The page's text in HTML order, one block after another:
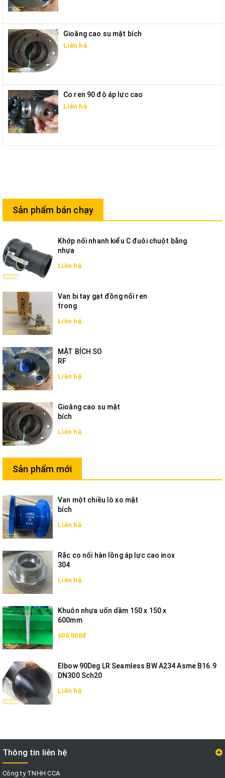
Gioăng cao su mặt bích
Liên hệ
Co ren 90 độ áp lực cao
Liên hệ
Sản phẩm bán chạy
Khớp nối nhanh kiểu C đuôi chuột bằng
nhựa
Liên hệ
Van bi tay gạt đồng nối ren
trong
Liên hệ
MẶT BÍCH SO
RF
Liên hệ
Gioăng cao su mặt
bích
Liên hệ
Sản phẩm mới
Van một chiều lò xo mặt
bích
Liên hệ
Rắc co nối hàn lồng áp lực cao inox
304
Liên hệ
Khuôn nhựa uốn dầm 150 x 150 x
600mm
600.000đ
Elbow 90Deg LR Seamless BW A234 Asme B16.9
DN300 Sch20
Liên hệ
Thông tin liên hệ
Công ty TNHH CCA